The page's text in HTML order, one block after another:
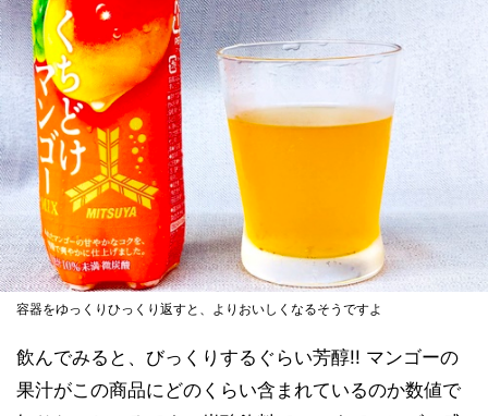
容器をゆっくりひっくり返すと、よりおいしくなるそうですよ
飲んでみると、びっくりするぐらい芳醇!! マンゴーの
果汁がこの商品にどのくらい含まれているのか数値で